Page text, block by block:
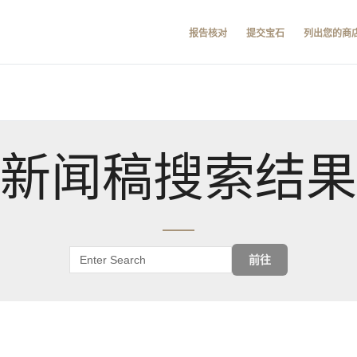
报告核对 提交宝石 列出您的商
新闻稿搜索结果
前往